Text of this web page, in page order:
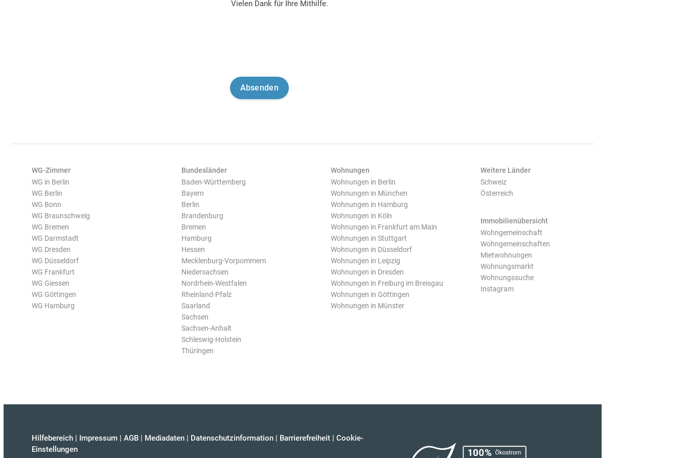
Vielen Dank für Ihre Mithilfe.
WG-Zimmer
WG in Berlin
WG Berlin
WG Bonn
WG Braunschweig
WG Bremen
WG Darmstadt
WG Dresden
WG Düsseldorf
WG Frankfurt
WG Giessen
WG Göttingen
WG Hamburg
Bundesländer
Baden-Württemberg
Bayern
Berlin
Brandenburg
Bremen
Hamburg
Hessen
Mecklenburg-Vorpommern
Niedersachsen
Nordrhein-Westfalen
Rheinland-Pfalz
Saarland
Sachsen
Sachsen-Anhalt
Schleswig-Holstein
Thüringen
Wohnungen
Wohnungen in Berlin
Wohnungen in München
Wohnungen in Hamburg
Wohnungen in Köln
Wohnungen in Frankfurt am Main
Wohnungen in Stuttgart
Wohnungen in Düsseldorf
Wohnungen in Leipzig
Wohnungen in Dresden
Wohnungen in Freiburg im Breisgau
Wohnungen in Göttingen
Wohnungen in Münster
Weitere Länder
Schweiz
Österreich
Immobilienübersicht
Wohngemeinschaft
Wohngemeinschaften
Mietwohnungen
Wohnungsmarkt
Wohnungssuche
Instagram
Hilfebereich | Impressum | AGB | Mediadaten | Datenschutzinformation | Barrierefreiheit | Cookie-
Einstellungen